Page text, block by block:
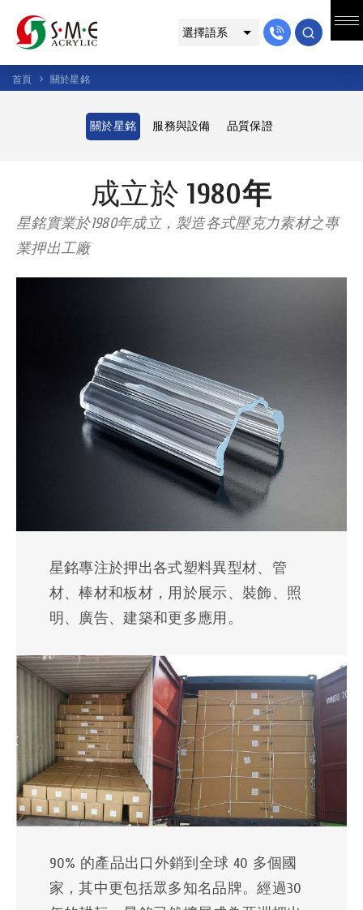
首頁 關於星銘
關於星銘 服務與設備 品質保證
成立於 1980年
星銘實業於1980年成立，製造各式壓克力素材之專
業押出工廠
星銘專注於押出各式塑料異型材、管
材、棒材和板材，用於展示、裝飾、照
明、廣告、建築和更多應用。
90% 的產品出口外銷到全球 40 多個國
家，其中更包括眾多知名品牌。經過30